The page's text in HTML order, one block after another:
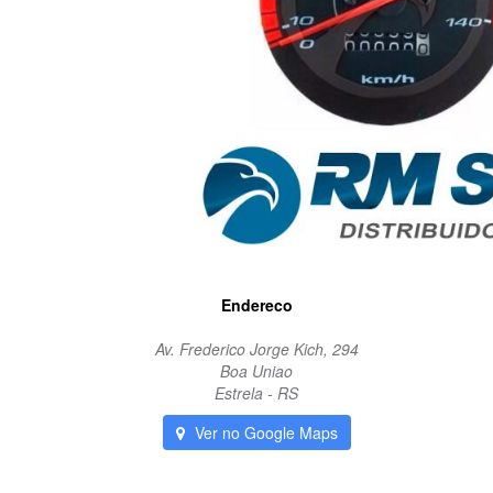
Endereco
Av. Frederico Jorge Kich, 294
Boa Uniao
Estrela - RS
Ver no Google Maps